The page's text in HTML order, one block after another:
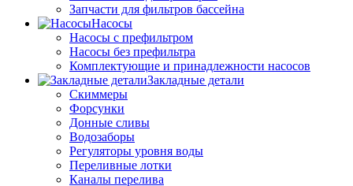
Запчасти для фильтров бассейна
Насосы
Насосы с префильтром
Насосы без префильтра
Комплектующие и принадлежности насосов
Закладные детали
Скиммеры
Форсунки
Донные сливы
Водозаборы
Регуляторы уровня воды
Переливные лотки
Каналы перелива